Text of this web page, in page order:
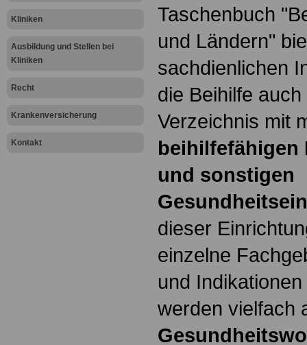
Kliniken
Ausbildung und Stellen bei
Kliniken
Recht
Krankenversicherung
Kontakt
Taschenbuch
und Ländern"
sachdienlichen
die Beihilfe
Verzeichnis mit
beihilfefähigen
und sonstigen
dieser
einzelne
und
werden vielfach